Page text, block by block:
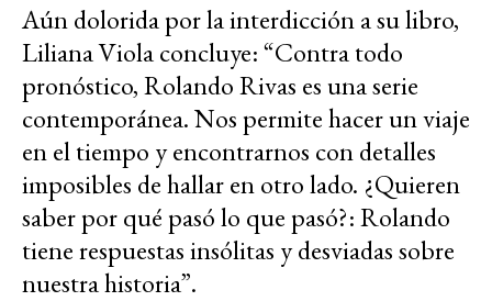
Aún dolorida por la interdicción a su libro,
Liliana Viola concluye: “Contra todo
pronóstico, Rolando Rivas es una serie
contemporánea. Nos permite hacer un viaje
en el tiempo y encontrarnos con detalles
imposibles de hallar en otro lado. ¿Quieren
saber por qué pasó lo que pasó?: Rolando
tiene respuestas insólitas y desviadas sobre
nuestra historia”.